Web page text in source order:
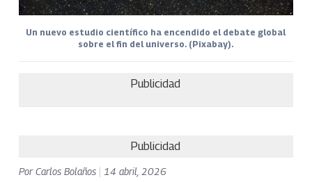
Un nuevo estudio científico ha encendido el debate global
sobre el fin del universo. (Pixabay).
Publicidad
Publicidad
PorCarlos Bolaños 14 abril, 2026